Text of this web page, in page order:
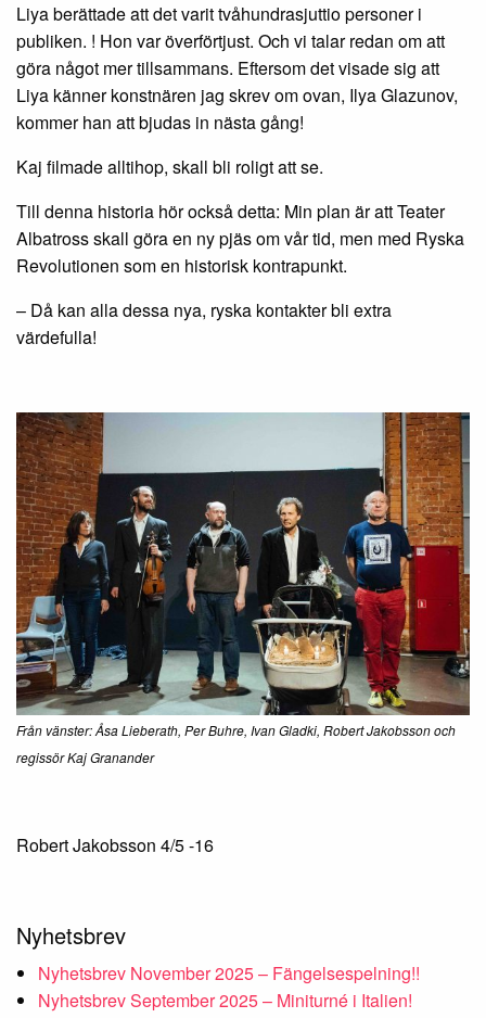
Liya berättade att det varit tvåhundrasjuttio personer i
publiken. ! Hon var överförtjust. Och vi talar redan om att
göra något mer tillsammans. Eftersom det visade sig att
Liya känner konstnären jag skrev om ovan, Ilya Glazunov,
kommer han att bjudas in nästa gång!
Kaj filmade alltihop, skall bli roligt att se.
Till denna historia hör också detta: Min plan är att Teater
Albatross skall göra en ny pjäs om vår tid, men med Ryska
Revolutionen som en historisk kontrapunkt.
– Då kan alla dessa nya, ryska kontakter bli extra
värdefulla!
Från vänster: Åsa Lieberath, Per Buhre, Ivan Gladki, Robert Jakobsson och
regissör Kaj Granander
Robert Jakobsson 4/5 -16
Nyhetsbrev
Nyhetsbrev November 2025 – Fängelsespelning!!
Nyhetsbrev September 2025 – Miniturné i Italien!